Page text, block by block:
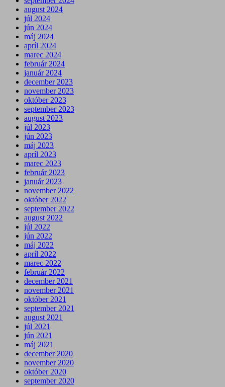
august 2024
júl 2024
jún 2024
máj 2024
apríl 2024
marec 2024
február 2024
január 2024
december 2023
november 2023
október 2023
september 2023
august 2023
júl 2023
jún 2023
máj 2023
apríl 2023
marec 2023
február 2023
január 2023
november 2022
október 2022
september 2022
august 2022
júl 2022
jún 2022
máj 2022
apríl 2022
marec 2022
február 2022
december 2021
november 2021
október 2021
september 2021
august 2021
júl 2021
jún 2021
máj 2021
december 2020
november 2020
október 2020
september 2020